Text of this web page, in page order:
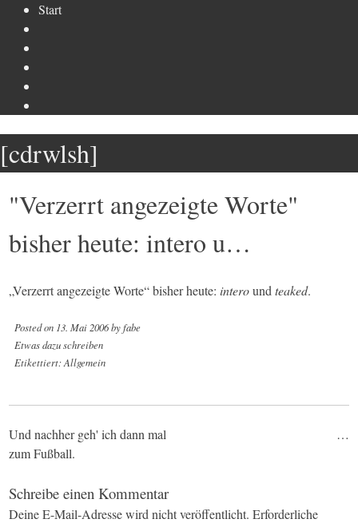
content
Start
[cdrwlsh]
"Verzerrt angezeigte Worte"
bisher heute: intero u…
„Verzerrt angezeigte Worte“ bisher heute: interoundteaked.
Posted on 13. Mai 2006byfabe
Etwas dazu schreiben
Etikettiert:Allgemein
Post
navigation
Und nachher geh' ich dann mal
zum Fußball.
…
Schreibe einen Kommentar
Deine E-Mail-Adresse wird nicht veröffentlicht. Erforderliche